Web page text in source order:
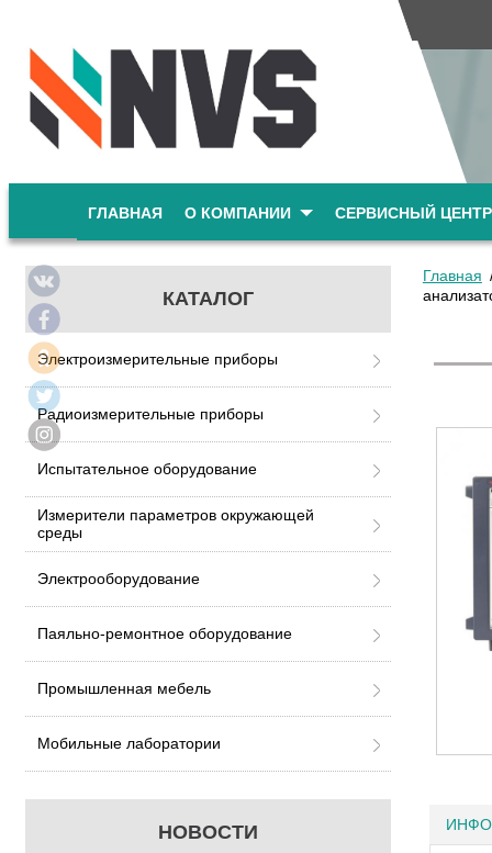
ГЛАВНАЯ О КОМПАНИИ СЕРВИСНЫЙ ЦЕНТР
КАТАЛОГ
Электроизмерительные приборы
Радиоизмерительные приборы
Испытательное оборудование
Измерители параметров окружающей
среды
Электрооборудование
Паяльно-ремонтное оборудование
Промышленная мебель
Мобильные лаборатории
НОВОСТИ
Главная